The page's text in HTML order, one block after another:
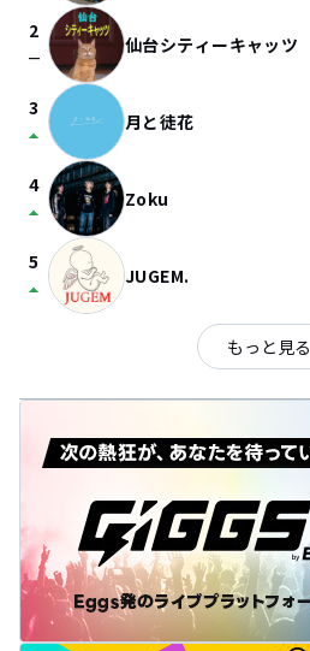
2
check_indeterminate_small 仙台シティーキャッツ
3
arrow_drop_up 月と徒花
4
arrow_drop_up Zoku
5
arrow_drop_up JUGEM.
もっと見る